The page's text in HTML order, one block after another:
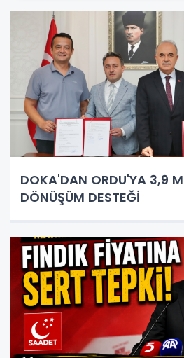
DOKA'DAN ORDU'YA 3,9
DÖNÜŞÜM DESTEĞİ